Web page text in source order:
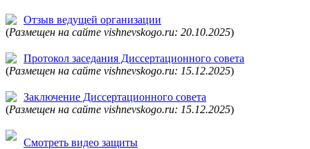
Отзыв ведущей организации
(Размещен на сайте vishnevskogo.ru: 20.10.2025)
Протокол заседания Диссертационного совета
(Размещен на сайте vishnevskogo.ru: 15.12.2025)
Заключение Диссертационного совета
(Размещен на сайте vishnevskogo.ru: 15.12.2025)
Смотреть видео защиты